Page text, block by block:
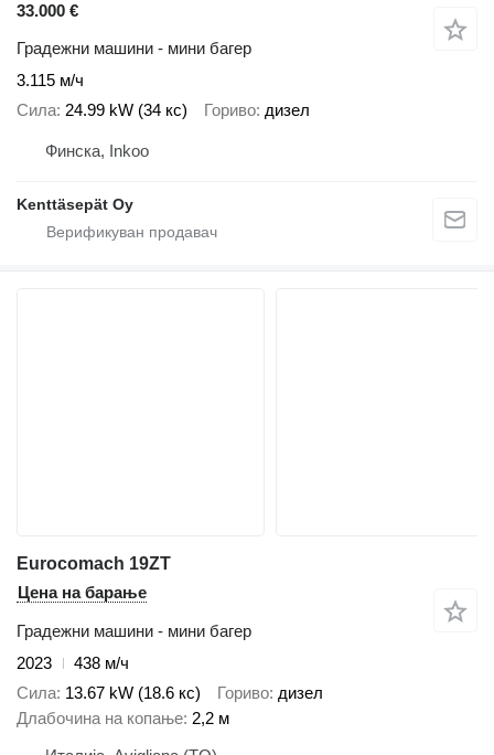
33.000 €
Градежни машини - мини багер
3.115 м/ч
Сила 24.99 kW (34 кс) Гориво дизел
Финска, Inkoo
Kenttäsepät Oy
Eurocomach 19ZT
Цена на барање
Градежни машини - мини багер
2023
438 м/ч
Сила 13.67 kW (18.6 кс) Гориво дизел
Длабочина на копање 2,2 м